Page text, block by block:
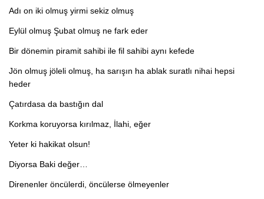
Adı on iki olmuş yirmi sekiz olmuş
Eylül olmuş Şubat olmuş ne fark eder
Bir dönemin piramit sahibi ile fil sahibi aynı kefede
Jön olmuş jöleli olmuş, ha sarışın ha ablak suratlı nihai hepsi
heder
Çatırdasa da bastığın dal
Korkma koruyorsa kırılmaz, İlahi, eğer
Yeter ki hakikat olsun!
Diyorsa Baki değer…
Direnenler öncülerdi, öncülerse ölmeyenler